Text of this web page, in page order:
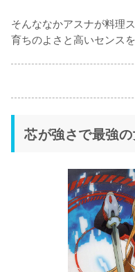
そんななかアスナが料理
育ちのよさと高いセンス
芯が強さで最強の